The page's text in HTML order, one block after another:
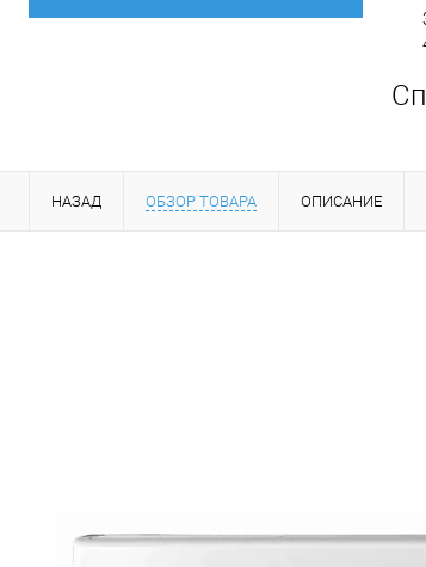
НАЗАД ОБЗОР ТОВАРА ОПИСАНИЕ